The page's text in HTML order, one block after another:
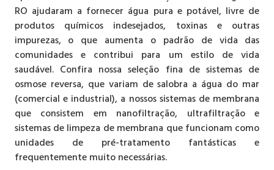
RO ajudaram a fornecer água pura e potável, livre de
produtos químicos indesejados, toxinas e outras
impurezas, o que aumenta o padrão de vida das
comunidades e contribui para um estilo de vida
saudável. Confira nossa seleção fina de sistemas de
osmose reversa, que variam de salobra a água do mar
(comercial e industrial), a nossos sistemas de membrana
que consistem em nanofiltração, ultrafiltração e
sistemas de limpeza de membrana que funcionam como
unidades de pré-tratamento fantásticas e
frequentemente muito necessárias.